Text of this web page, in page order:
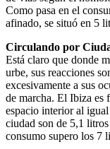
Como pasa en el
afinado, se situó en 5
Circulando por
Está claro que donde
urbe, sus reacciones
excesivamente a sus
de marcha. El Ibiza es
espacio interior al
ciudad son de 5,1
consumo supero los 7